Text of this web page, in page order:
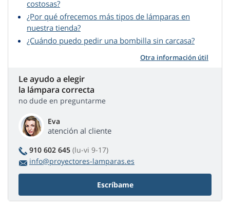
costosas?
¿Por qué ofrecemos más tipos de lámparas en
nuestra tienda?
¿Cuándo puedo pedir una bombilla sin carcasa?
Otra información útil
Le ayudo a elegir
la lámpara correcta
no dude en preguntarme
Eva
atención al cliente
910 602 645 (lu-vi 9-17)
info@proyectores-lamparas.es
Escríbame